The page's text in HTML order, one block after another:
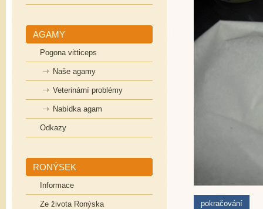
AGAMY
Pogona vitticeps
Naše agamy
Veterinární problémy
Nabídka agam
Odkazy
RONÝSEK
Informace
Ze života Ronýska pokračování